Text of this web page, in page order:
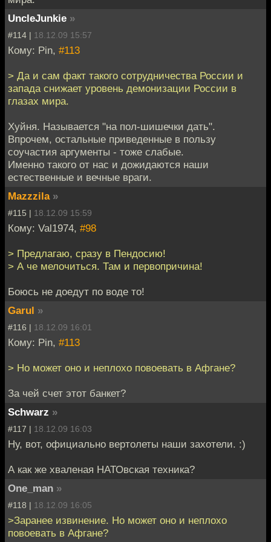
UncleJunkie »
#114 | 18.12.09 15:57
Кому: Pin, #113
> Да и сам факт такого сотрудничества России и
запада снижает уровень демонизации России в
глазах мира.
Хуйня. Называется "на пол-шишечки дать".
Впрочем, остальные приведенные в пользу
соучастия аргументы - тоже слабые.
Именно такого от нас и дожидаются наши
естественные и вечные враги.
Mazzzila »
#115 | 18.12.09 15:59
Кому: Val1974, #98
> Предлагаю, сразу в Пендосию!
> А че мелочиться. Там и первопричина!
Боюсь не доедут по воде то!
Garul »
#116 | 18.12.09 16:01
Кому: Pin, #113
> Но может оно и неплохо повоевать в Афгане?
За чей счет этот банкет?
Schwarz »
#117 | 18.12.09 16:03
Ну, вот, официально вертолеты наши захотели. :)
А как же хваленая НАТОвская техника?
One_man »
#118 | 18.12.09 16:05
>Заранее извинение. Но может оно и неплохо
повоевать в Афгане?